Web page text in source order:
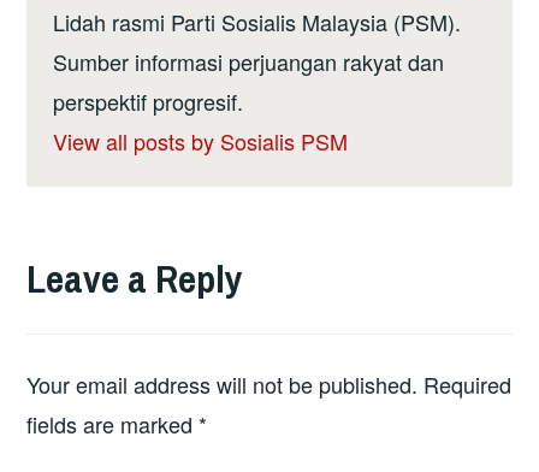
Lidah rasmi Parti Sosialis Malaysia (PSM).
Sumber informasi perjuangan rakyat dan
perspektif progresif.
View all posts by Sosialis PSM
Leave a Reply
Your email address will not be published. Required
fields are marked *